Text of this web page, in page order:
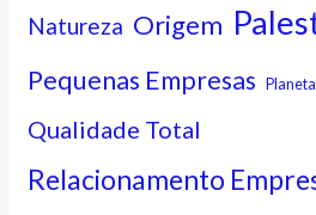
Natureza Origem
Pequenas Empresas Planeta
Qualidade Total
Relacionamento